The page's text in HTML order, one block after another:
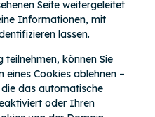
Seite weitergeleitet
Informationen, mit
lassen.
teilnehmen, können Sie
eines Cookies ablehnen –
das automatische
oder Ihren